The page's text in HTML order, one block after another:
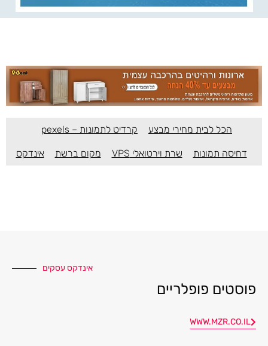
הכל לבית מחירי מבצע קרדיט לתמונות – pexels
דחיסה תמונות שרת וירטואלי VPS מקום ברשת אינדקס
אינדקס עסקים
פוסטים פופלריים
WWW.MZR.CO.IL